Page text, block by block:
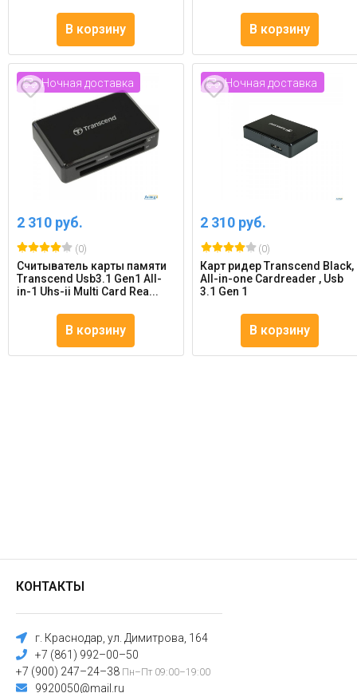
В корзину В корзину
Ночная доставка
2 310 руб.
(0)
Считыватель карты памяти
Transcend Usb3.1 Gen1 All-
in-1 Uhs-ii Multi Card Rea...
В корзину
Ночная доставка
2 310 руб.
(0)
Карт ридер Transcend Black,
All-in-one Cardreader , Usb
3.1 Gen 1
В корзину
КОНТАКТЫ
г. Краснодар, ул. Димитрова, 164
+7 (861) 992–00–50
+7 (900) 247–24–38 Пн–Пт 09:00–19:00
9920050@mail.ru